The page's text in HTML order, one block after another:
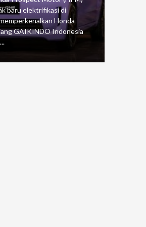
baru elektrifikasi di
Honda
GAIKINDO Indonesia